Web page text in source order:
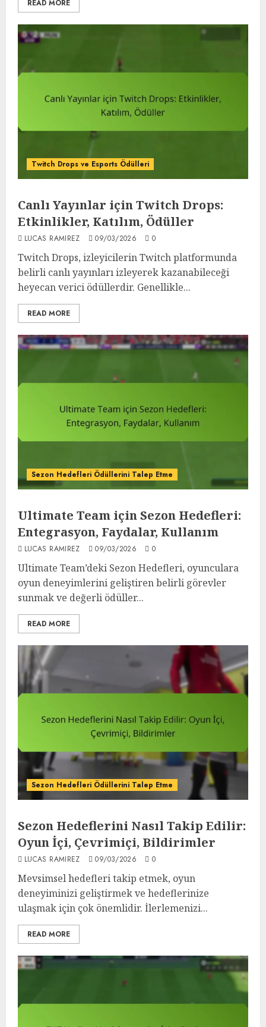
READ MORE
Twitch Drops ve Esports Ödülleri
Canlı Yayınlar için Twitch Drops:
Etkinlikler, Katılım, Ödüller
LUCAS RAMIREZ 09/03/2026 0
Twitch Drops, izleyicilerin Twitch platformunda
belirli canlı yayınları izleyerek kazanabileceği
heyecan verici ödüllerdir. Genellikle...
READ MORE
Sezon Hedefleri Ödüllerini Talep Etme
Ultimate Team için Sezon Hedefleri:
Entegrasyon, Faydalar, Kullanım
LUCAS RAMIREZ 09/03/2026 0
Ultimate Team’deki Sezon Hedefleri, oyunculara
oyun deneyimlerini geliştiren belirli görevler
sunmak ve değerli ödüller...
READ MORE
Sezon Hedefleri Ödüllerini Talep Etme
Sezon Hedeflerini Nasıl Takip Edilir:
Oyun İçi, Çevrimiçi, Bildirimler
LUCAS RAMIREZ 09/03/2026 0
Mevsimsel hedefleri takip etmek, oyun
deneyiminizi geliştirmek ve hedeflerinize
ulaşmak için çok önemlidir. İlerlemenizi...
READ MORE